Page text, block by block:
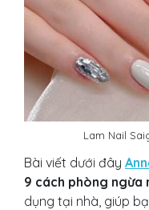
Lam Nail
Bài viết dưới đây
9 cách phòng ngừa
dụng tại nhà, giúp